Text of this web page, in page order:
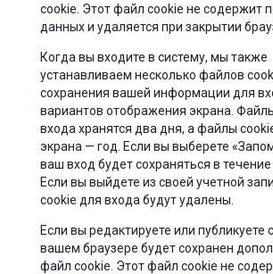
cookie. Этот файл cookie не содержит
данных и удаляется при закрытии
Когда вы входите в систему, мы также
устанавливаем несколько файлов
сохранения вашей информации для
вариантов отображения экрана.
входа хранятся два дня, а файлы
экрана — год. Если вы выберете
ваш вход будет сохраняться в течение
Если вы выйдете из своей учетной
cookie для входа будут удалены.
Если вы редактируете или публикуете
вашем браузере будет сохранен
файл cookie. Этот файл cookie не